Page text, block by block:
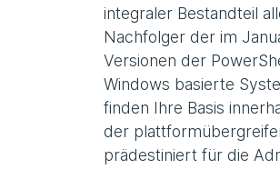
integraler Bestandteil
Nachfolger der im
Versionen der
Windows basierte
finden Ihre Basis
der
prädestiniert für die